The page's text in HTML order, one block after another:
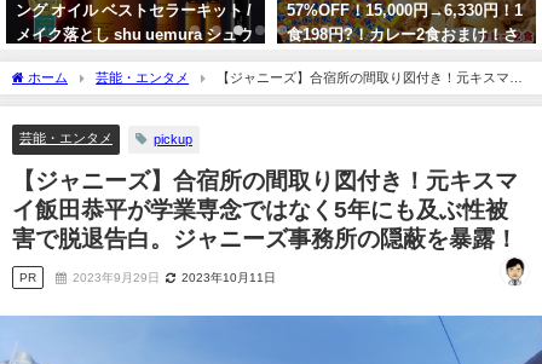
ング オイル ベストセラーキット /
メイク落とし shu uemura シュウ
ウエムラ
57%OFF！15,000円→6,330円！1
食198円?！カレー2食おまけ！さ
らに100人に1人牛めし10食が当た
るキャンペーンも！】松屋
ホーム 芸能・エンタメ
【ジャニーズ】合宿所の間取り図付き！元キスマイ
飯田恭平が学業専念ではなく5年にも及ぶ性被害で脱退告白。ジャニーズ事務所の隠蔽
芸能・エンタメ
pickup
【ジャニーズ】合宿所の間取り図付き！元キスマ
イ飯田恭平が学業専念ではなく5年にも及ぶ性被
害で脱退告白。ジャニーズ事務所の隠蔽を暴露！
PR 2023年9月29日 2023年10月11日